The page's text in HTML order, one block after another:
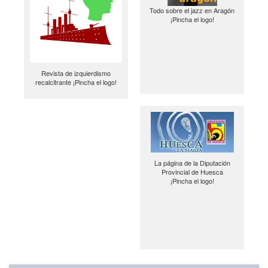
Revista de izquierdismo
recalcitrante ¡Pincha el logo!
Todo sobre el jazz en Aragón
¡Pincha el logo!
La página de la Diputación
Provincial de Huesca
¡Pincha el logo!